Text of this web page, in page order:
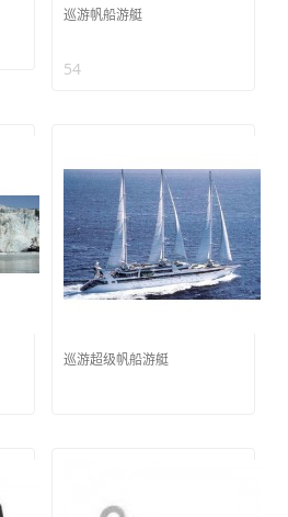
巡游帆船游艇
54
巡游超级帆船游艇